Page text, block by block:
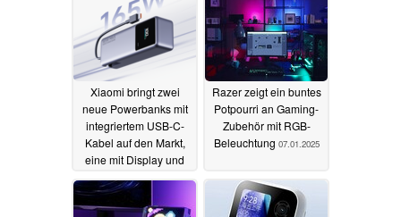
Xiaomi bringt zwei
neue Powerbanks mit
integriertem USB-C-
Kabel auf den Markt,
eine mit Display und
10.01.2025
Razer zeigt ein buntes
Potpourri an Gaming-
Zubehör mit RGB-
Beleuchtung 07.01.2025